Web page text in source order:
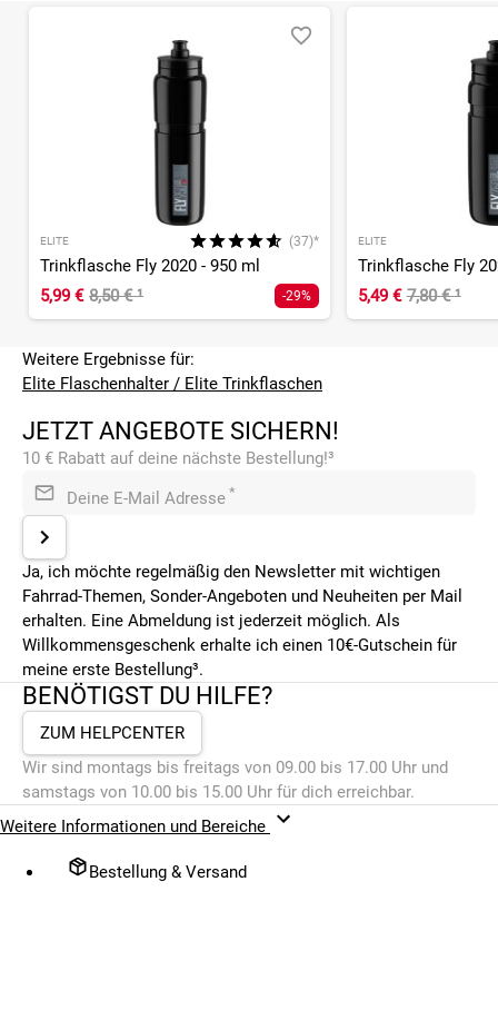
ELITE (37)*
Trinkflasche Fly 2020 - 950 ml
5,99 € 8,50 €¹ -29%
ELITE
Trinkflasche Fly
5,49 € 7,80 €¹
Weitere Ergebnisse für:
Elite Flaschenhalter / Elite Trinkflaschen
JETZT ANGEBOTE SICHERN!
10 € Rabatt auf deine nächste Bestellung!³
Deine E-Mail Adresse *
Ja, ich möchte regelmäßig den Newsletter mit wichtigen
Fahrrad-Themen, Sonder-Angeboten und Neuheiten per Mail
erhalten. Eine Abmeldung ist jederzeit möglich. Als
Willkommensgeschenk erhalte ich einen 10€-Gutschein für
meine erste Bestellung³.
BENÖTIGST DU HILFE?
ZUM HELPCENTER
Wir sind montags bis freitags von 09.00 bis 17.00 Uhr und
samstags von 10.00 bis 15.00 Uhr für dich erreichbar.
Weitere Informationen und Bereiche
Bestellung & Versand